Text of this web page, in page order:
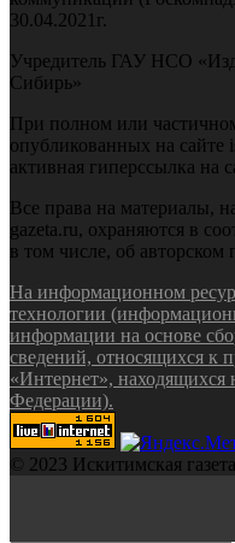
30.04.2021г.
Учредитель ГАУ НСО
Сибирь»
При полном или
опубликованных на сайте
активная гиперссылка на
Все права на материалы,
gazeta.ru, охраняются в
в том числе, об
На информационном
технологии
информации на основе
сведений, относящихся к
«Интернет», находящихся
Федерации).
© 2023 Искитимская газета